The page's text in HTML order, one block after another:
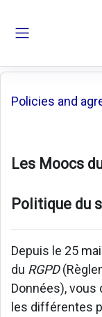
Policies and
Les Moocs
Politique du
Depuis le 25
du RGPD
Données),
les différentes